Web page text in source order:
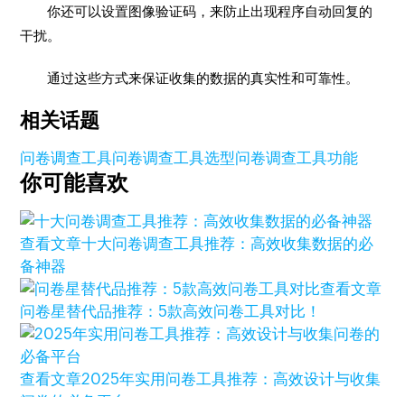
你还可以设置图像验证码，来防止出现程序自动回复的
干扰。
通过这些方式来保证收集的数据的真实性和可靠性。
相关话题
问卷调查工具问卷调查工具选型问卷调查工具功能
你可能喜欢
查看文章十大问卷调查工具推荐：高效收集数据的必
备神器
查看文章
问卷星替代品推荐：5款高效问卷工具对比！
查看文章2025年实用问卷工具推荐：高效设计与收集